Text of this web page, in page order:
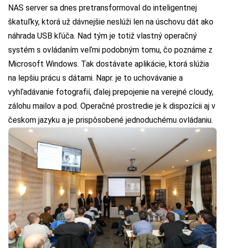
NAS server sa dnes pretransformoval do inteligentnej
škatuľky, ktorá už dávnejšie neslúži len na úschovu dát ako
náhrada USB kľúča. Nad tým je totiž vlastný operačný
systém s ovládaním veľmi podobným tomu, čo poznáme z
Microsoft Windows. Tak dostávate aplikácie, ktorá slúžia
na lepšiu prácu s dátami. Napr. je to uchovávanie a
vyhľadávanie fotografií, ďalej prepojenie na verejné cloudy,
zálohu mailov a pod. Operačné prostredie je k dispozícii aj v
českom jazyku a je prispôsobené jednoduchému ovládaniu.